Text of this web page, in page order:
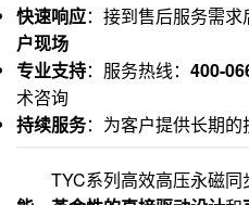
快速响应：接到售后服务需
户现场
专业支持：服务热线： 400-
术咨询
持续服务：为客户提供长期
TYC系列高效高压永磁